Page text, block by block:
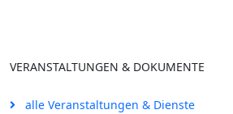
VERANSTALTUNGEN & DOKUMENTE
alle Veranstaltungen & Dienste